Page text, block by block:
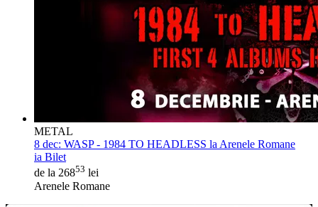
METAL
8 dec: WASP - 1984 TO HEADLESS la Arenele Romane
ia Bilet
de la 26853 lei
Arenele Romane